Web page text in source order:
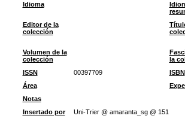
Idioma
Editor de la
colección
Volumen de la
colección
la
ISSN
00397709
ISBN
Área
Notas
Insertado por
Uni-Trier @ amaranta_sg @ 151